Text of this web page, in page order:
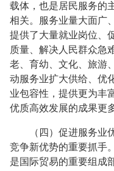
载体，也是居民服务的
相关。服务业量大面广
提供了大量就业岗位、
质量、解决人民群众急
老、育幼、文化、旅游
动服务业扩大供给、优
业包容性，提供更为丰
优质高效发展的成果更
（四）促进服务业优
竞争新优势的重要抓手
是国际贸易的重要组成